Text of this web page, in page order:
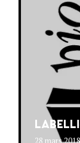
28 mars 2018